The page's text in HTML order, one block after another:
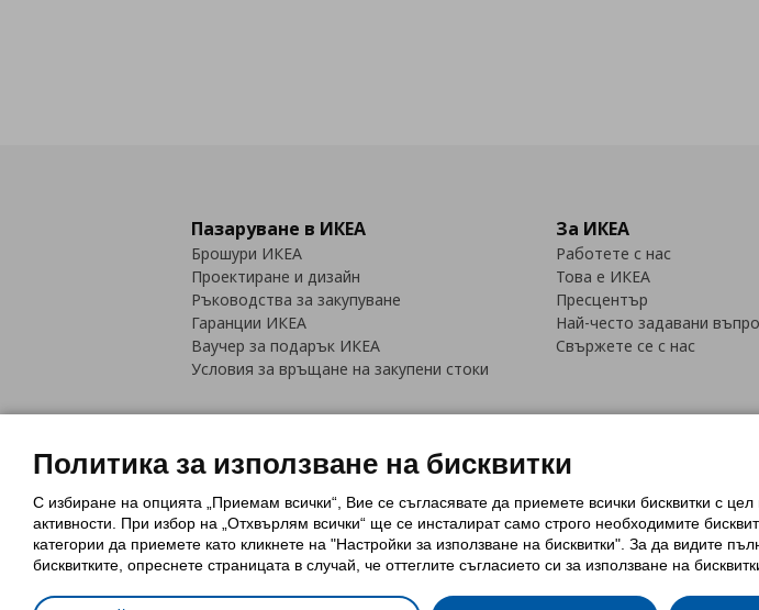
Пазаруване в ИКЕА
Брошури ИКЕА
Проектиране и дизайн
Ръководства за закупуване
Гаранции ИКЕА
Ваучер за подарък ИКЕА
Условия за връщане на закупени стоки
За ИКЕА
Работете с нас
Това е ИКЕА
Пресцентър
Най-често задавани
Свържете се с нас
Политика за използване на бисквитки (Cookies)Избор на настройки за
Обща политика за личните данни
Политика за защита на личните данни
Политика за защита на лични данни на програма IKEA Family
Политика за използване на бисквитки
С избиране на опцията „Приемам всички“, Вие се съгласявате да приемете всички бисквитки с
активности. При избор на „Отхвърлям всички“ ще се инсталират само строго необходимитe
категории да приемете като кликнете на "Настройки за използване на бисквитки". За да видите
бисквитките, опреснете страницата в случай, че оттеглите съгласието си за използване на